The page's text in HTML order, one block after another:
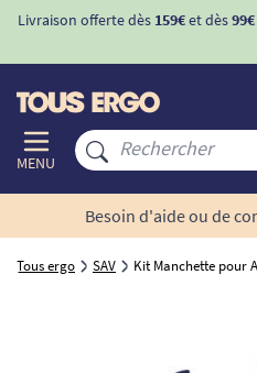
Livraison offerte dès 159€et dès99€
MENU
Besoin d'aide ou de
Tous ergo SAV Kit Manchette pour